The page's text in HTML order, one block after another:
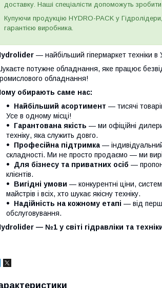
доставку. Наші спеціалісти допоможуть
Купуючи продукцію HYDRO-PACK у
гарантією виробника.
— найбільший гіпермаркет техніки в
потужне обладнання, яке працює
обладнання!
обирають саме нас:
Найбільший асортимент — тисячі
Усе в одному місці!
Гарантована якість — ми офіційні
техніку, яка служить довго.
Професійна підтримка — індивідуальний
складності. Ми не просто продаємо — ми
Для бізнесу та приватних осіб —
клієнтів.
Вигідні умови — конкурентні ціни,
майстрів і всіх, хто шукає якісну техніку.
Надійність на кожному етапі — від
обслуговування.
— №1 у світі гідравліки та